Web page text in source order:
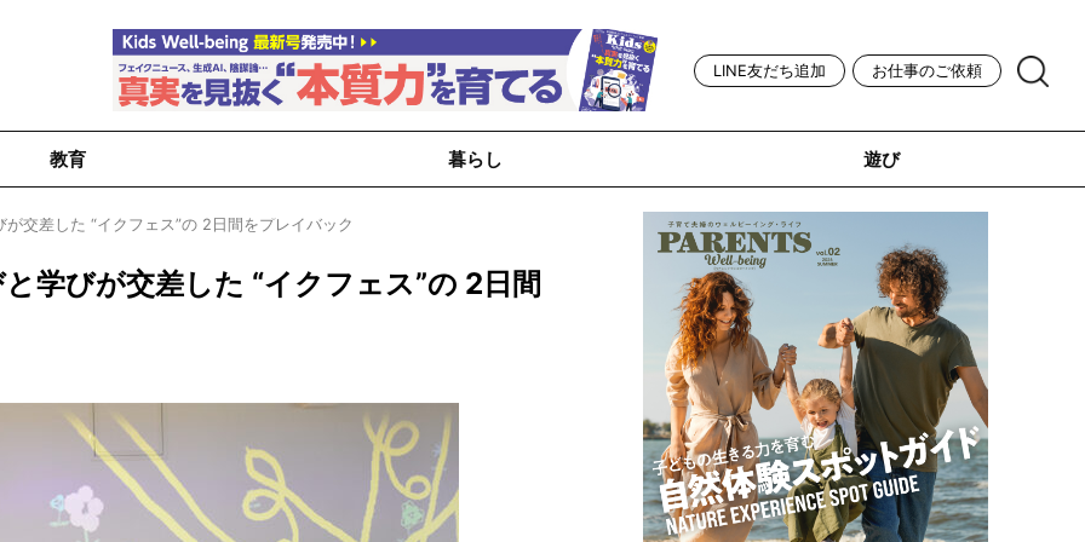
LINE友だち追加 お仕事のご依頼
教育 暮らし 遊び
交差した “イクフェス”の 2日間をプレイバック
学びが交差した “イクフェス”の 2日間